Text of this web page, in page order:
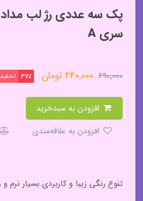
پک سه عددی رژ لب
سری A
690,000
440,000تومان 37٪
تنوع رنگی زیبا و کاربردی.بسیار نرم و